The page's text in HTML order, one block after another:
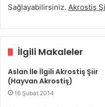
Sağlayabilirsiniz. Akrostiş
İlgili Makaleler
Aslan İle İlgili Akrostiş Şiir
(Hayvan Akrostiş)
16 Şubat 2014